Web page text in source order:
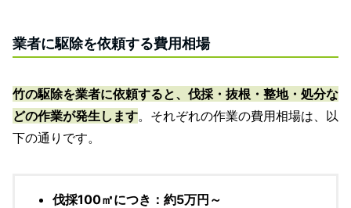
業者に駆除を依頼する費用相場
竹の駆除を業者に依頼すると、伐採・抜根・整地・処分な
どの作業が発生します。それぞれの作業の費用相場は、以
下の通りです。
伐採100㎡につき：約5万円～